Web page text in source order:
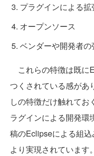
プラグインによる拡
オープンソース
ベンダーや開発者の
これらの特徴は既に
つくされている感があ
しの特徴だけ触れて
ラグインによる開発環
稿のEclipseによる組
より実現されています。